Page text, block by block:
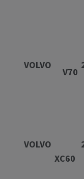
VOLVO
V70
VOLVO
XC60